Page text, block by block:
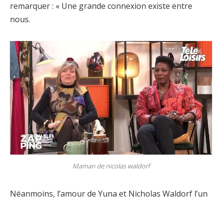
remarquer : « Une grande connexion existe entre
nous.
Maman de nicolas waldorf
Néanmoins, l’amour de Yuna et Nicholas Waldorf l’un